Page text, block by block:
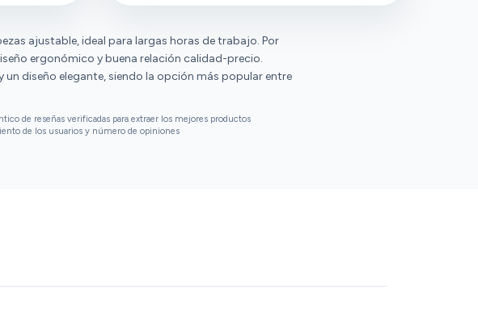
ajustable, ideal para largas horas de trabajo. Por
ergonómico y buena relación calidad-precio.
diseño elegante, siendo la opción más popular entre
de reseñas verificadas para extraer los mejores productos
de los usuarios y número de opiniones